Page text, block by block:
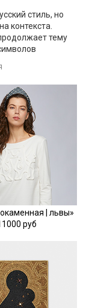
стиль, но
контекста.
тему
| львы»
руб